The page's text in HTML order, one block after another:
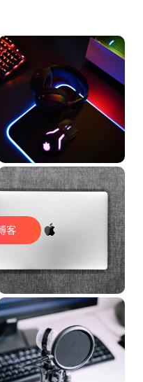
客